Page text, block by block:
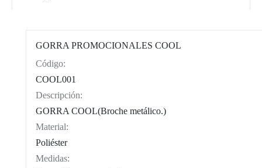
GORRA PROMOCIONALES COOL
Código:
COOL001
Descripción:
GORRA COOL(Broche metálico.)
Material:
Poliéster
Medidas: